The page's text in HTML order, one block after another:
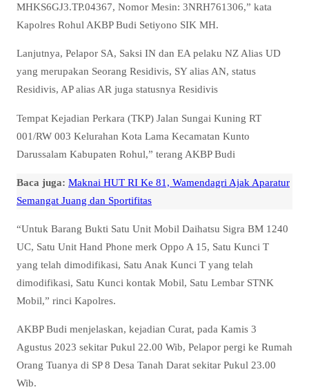
MHKS6GJ3.TP.04367, Nomor Mesin: 3NRH761306,” kata
Kapolres Rohul AKBP Budi Setiyono SIK MH.
Lanjutnya, Pelapor SA, Saksi IN dan EA pelaku NZ Alias UD
yang merupakan Seorang Residivis, SY alias AN, status
Residivis, AP alias AR juga statusnya Residivis
Tempat Kejadian Perkara (TKP) Jalan Sungai Kuning RT
001/RW 003 Kelurahan Kota Lama Kecamatan Kunto
Darussalam Kabupaten Rohul,” terang AKBP Budi
Baca juga: Maknai HUT RI Ke 81, Wamendagri Ajak Aparatur
Semangat Juang dan Sportifitas
“Untuk Barang Bukti Satu Unit Mobil Daihatsu Sigra BM 1240
UC, Satu Unit Hand Phone merk Oppo A 15, Satu Kunci T
yang telah dimodifikasi, Satu Anak Kunci T yang telah
dimodifikasi, Satu Kunci kontak Mobil, Satu Lembar STNK
Mobil,” rinci Kapolres.
AKBP Budi menjelaskan, kejadian Curat, pada Kamis 3
Agustus 2023 sekitar Pukul 22.00 Wib, Pelapor pergi ke Rumah
Orang Tuanya di SP 8 Desa Tanah Darat sekitar Pukul 23.00
Wib.